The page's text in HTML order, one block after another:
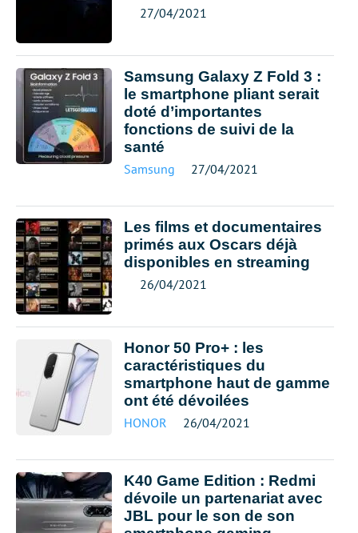
27/04/2021
Samsung Galaxy Z Fold 3 :
le smartphone pliant serait
doté d’importantes
fonctions de suivi de la
santé
Samsung 27/04/2021
Les films et documentaires
primés aux Oscars déjà
disponibles en streaming
26/04/2021
Honor 50 Pro+ : les
caractéristiques du
smartphone haut de gamme
ont été dévoilées
HONOR 26/04/2021
K40 Game Edition : Redmi
dévoile un partenariat avec
JBL pour le son de son